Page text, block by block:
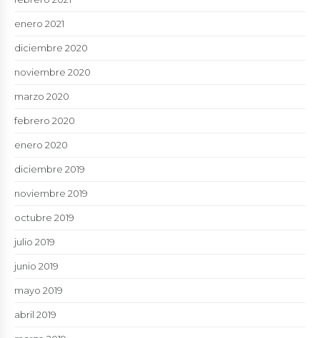
enero 2021
diciembre 2020
noviembre 2020
marzo 2020
febrero 2020
enero 2020
diciembre 2019
noviembre 2019
octubre 2019
julio 2019
junio 2019
mayo 2019
abril 2019